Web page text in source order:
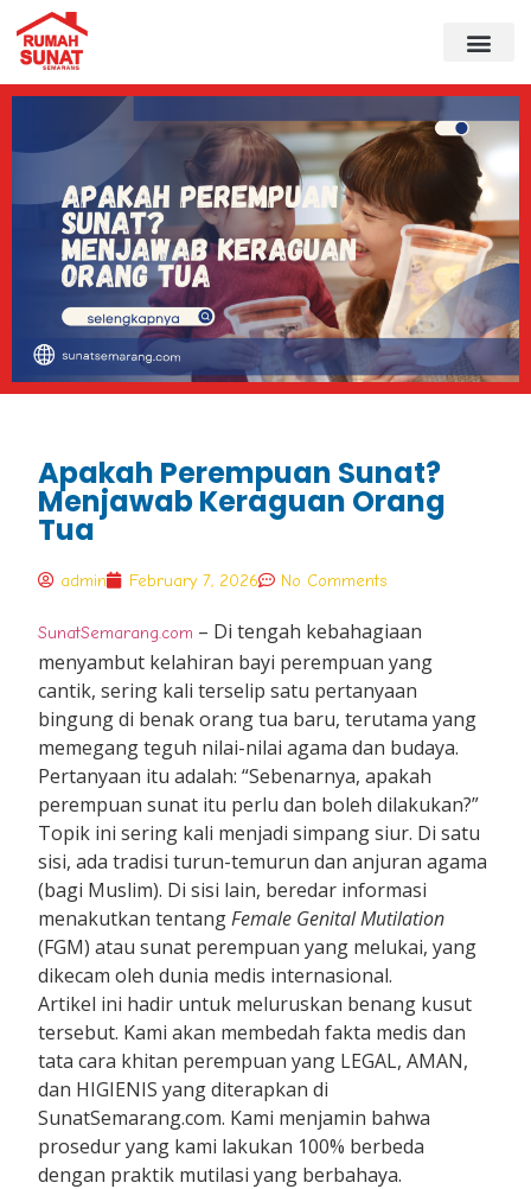
Apakah Perempuan Sunat?
Menjawab Keraguan Orang
Tua
admin February 7, 2026 No Comments
SunatSemarang.com – Di tengah kebahagiaan
menyambut kelahiran bayi perempuan yang
cantik, sering kali terselip satu pertanyaan
bingung di benak orang tua baru, terutama yang
memegang teguh nilai-nilai agama dan budaya.
Pertanyaan itu adalah: “Sebenarnya, apakah
perempuan sunat itu perlu dan boleh dilakukan?”
Topik ini sering kali menjadi simpang siur. Di satu
sisi, ada tradisi turun-temurun dan anjuran agama
(bagi Muslim). Di sisi lain, beredar informasi
menakutkan tentangFemale Genital Mutilation
(FGM) atau sunat perempuan yang melukai, yang
dikecam oleh dunia medis internasional.
Artikel ini hadir untuk meluruskan benang kusut
tersebut. Kami akan membedah fakta medis dan
tata cara khitan perempuan yang LEGAL, AMAN,
dan HIGIENIS yang diterapkan di
SunatSemarang.com. Kami menjamin bahwa
prosedur yang kami lakukan 100% berbeda
dengan praktik mutilasi yang berbahaya.